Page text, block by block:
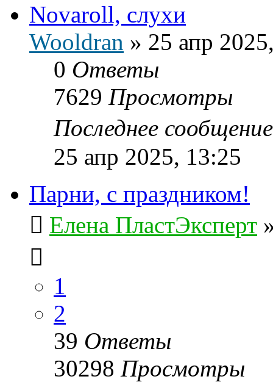
Novaroll, слухи
Wooldran » 25 апр
0 Ответы
7629 Просмотры
Последнее
25 апр 2025, 13:25
Парни, с праздником!
Елена ПластЭксперт
1
2
39 Ответы
30298 Просмотры